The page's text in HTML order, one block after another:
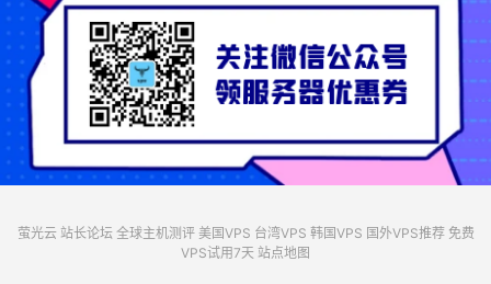
萤光云 站长论坛 全球主机测评 美国VPS 台湾VPS 韩国VPS 国外VPS推荐 免费
VPS试用7天 站点地图